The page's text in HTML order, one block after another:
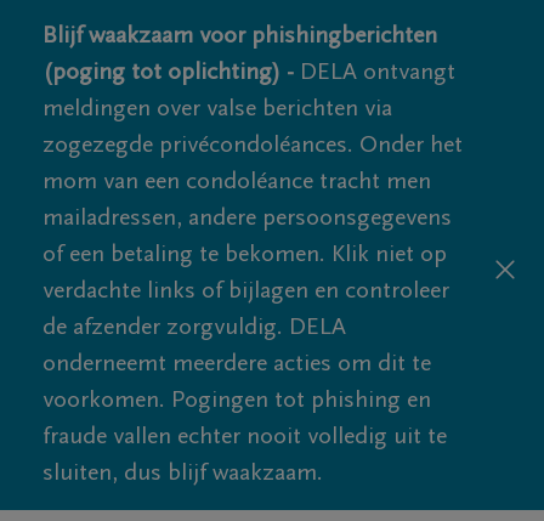
Blijf waakzaam voor phishingberichten
(poging tot oplichting) - DELA ontvangt
meldingen over valse berichten via
zogezegde privécondoléances. Onder het
mom van een condoléance tracht men
mailadressen, andere persoonsgegevens
of een betaling te bekomen. Klik niet op
verdachte links of bijlagen en controleer
de afzender zorgvuldig. DELA
onderneemt meerdere acties om dit te
voorkomen. Pogingen tot phishing en
fraude vallen echter nooit volledig uit te
sluiten, dus blijf waakzaam.